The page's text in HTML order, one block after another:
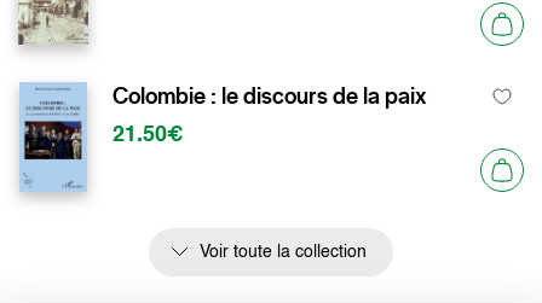
Colombie : le discours de la paix
21.50€
Voir toute la collection